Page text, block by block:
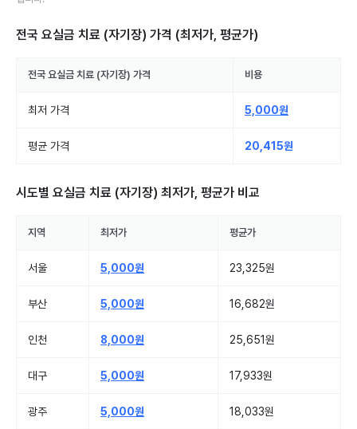
전국 요실금 치료 (자기장) 가격 (최저가, 평균가)
전국 요실금 치료 (자기장) 가격 비용
최저 가격 5,000원
평균 가격 20,415원
시도별 요실금 치료 (자기장) 최저가, 평균가 비교
지역 최저가 평균가
서울 5,000원 23,325원
부산 5,000원 16,682원
인천 8,000원 25,651원
대구 5,000원 17,933원
광주 5,000원 18,033원